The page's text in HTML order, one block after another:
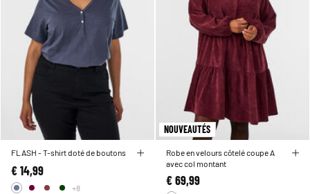
FLASH - T-shirt doté de boutons
€ 14,99
+8
NOUVEAUTÉS
Robe en velours côtelé coupe A
avec col montant
€ 69,99